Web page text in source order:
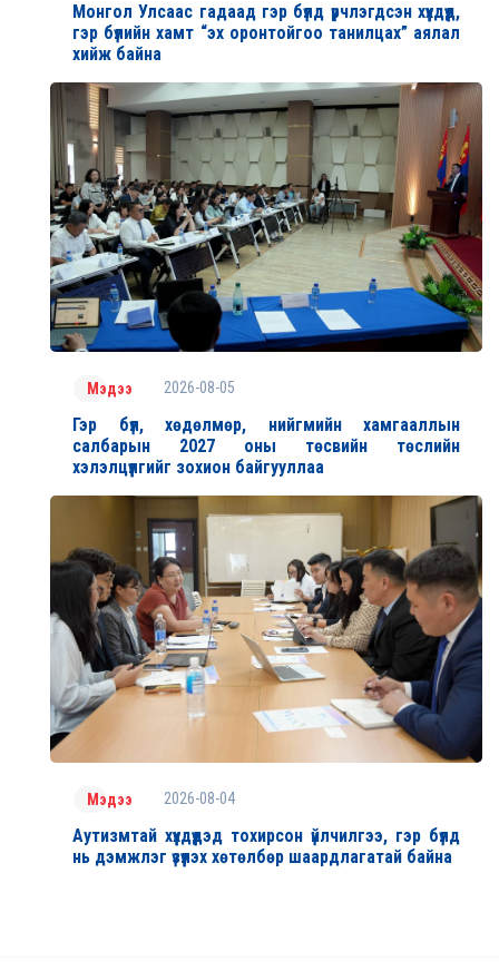
Монгол Улсаас гадаад гэр бүлд үрчлэгдсэн хүүхдүүд,
гэр бүлийн хамт “эх оронтойгоо танилцах” аялал
хийж байна
Мэдээ 2026-08-05
Гэр бүл, хөдөлмөр, нийгмийн хамгааллын
салбарын 2027 оны төсвийн төслийн
хэлэлцүүлгийг зохион байгууллаа
Мэдээ 2026-08-04
Аутизмтай хүүхдүүдэд тохирсон үйлчилгээ, гэр бүлд
нь дэмжлэг үзүүлэх хөтөлбөр шаардлагатай байна